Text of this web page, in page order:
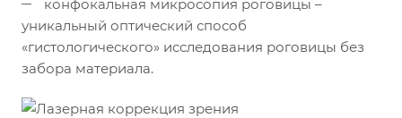
конфокальная микросопия роговицы –
уникальный оптический способ
«гистологического» исследования роговицы без
забора материала.